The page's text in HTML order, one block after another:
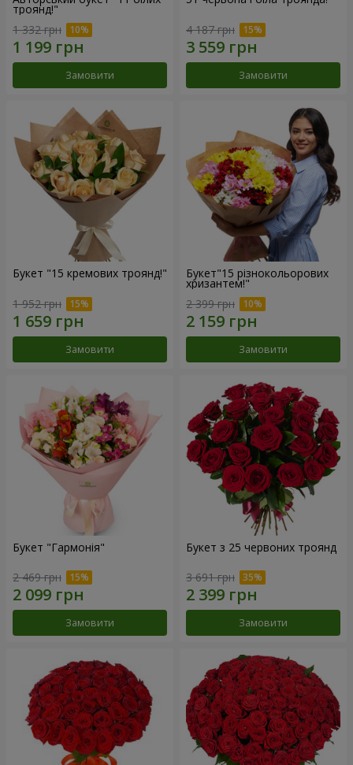
троянд!"
1 332 грн
Замовити
4 187 грн
Замовити
Букет "15 кремових троянд!"
1 952 грн
Замовити
Букет"15 різнокольорових
хризантем!"
2 399 грн
Замовити
Букет "Гармонія"
2 469 грн
Замовити
Букет з 25 червоних троянд
3 691 грн
Замовити